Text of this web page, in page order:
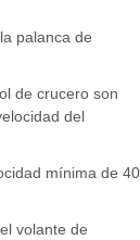
palanca de
de crucero son
del
mínima de 40
volante de